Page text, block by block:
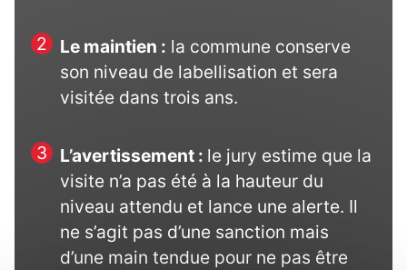
Le maintien : la commune conserve
son niveau de labellisation et sera
visitée dans trois ans.
L’avertissement : le jury estime que la
visite n’a pas été à la hauteur du
niveau attendu et lance une alerte. Il
ne s’agit pas d’une sanction mais
d’une main tendue pour ne pas être